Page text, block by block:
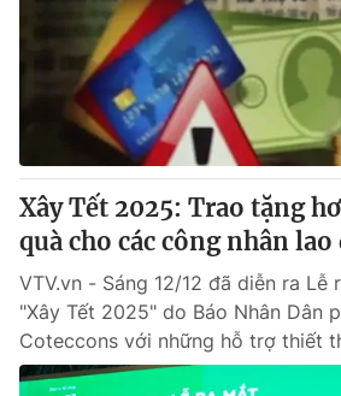
Xây Tết 2025: Trao tặng
quà cho các công nhân
VTV.vn - Sáng 12/12 đã diễn ra
"Xây Tết 2025" do Báo Nhân Dân
Coteccons với những hỗ trợ thiết